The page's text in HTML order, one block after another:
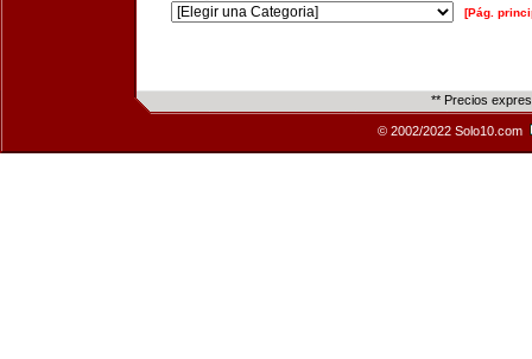
[Pág.
** Precios
© 2002/2022 Solo10.com